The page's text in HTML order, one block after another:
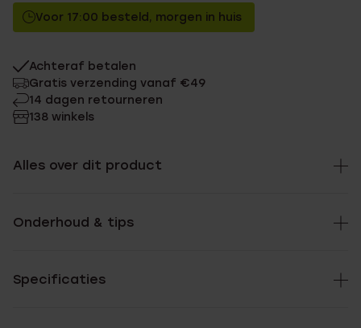
Voor 17:00 besteld, morgen in huis
Achteraf betalen
Gratis verzending vanaf €49
14 dagen retourneren
138 winkels
Alles over dit product
Onderhoud & tips
Specificaties